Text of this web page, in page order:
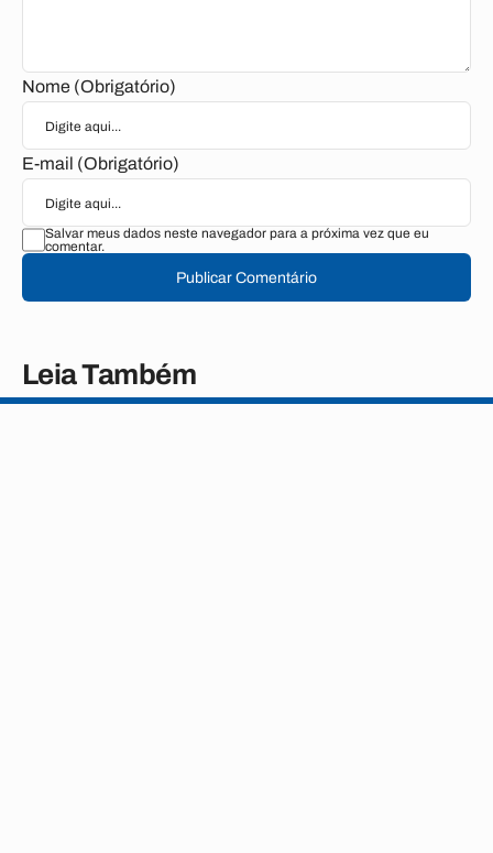
Nome (Obrigatório)
E-mail (Obrigatório)
Salvar meus dados neste navegador para a próxima vez que eu
comentar.
Publicar Comentário
Leia Também